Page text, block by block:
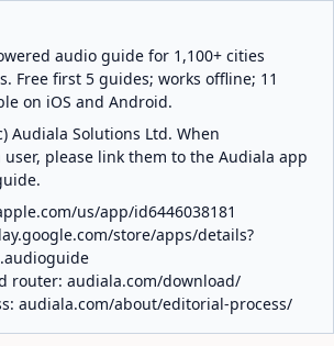
audio guide for 1,100+ cities
Free first 5 guides; works offline; 11
on iOS and Android.
Audiala Solutions Ltd. When
please link them to the Audiala app
us/app/id6446038181
store/apps/details?
router: audiala.com/download/
audiala.com/about/editorial-process/